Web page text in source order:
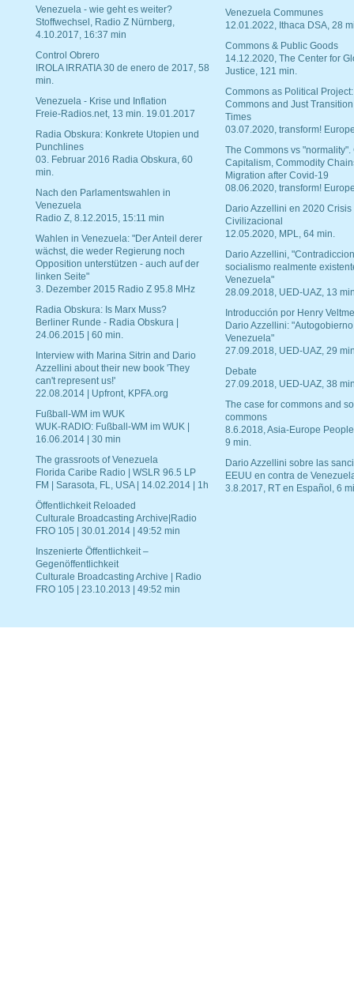
Venezuela - wie geht es weiter?
Stoffwechsel, Radio Z Nürnberg,
4.10.2017, 16:37 min
Control Obrero
IROLA IRRATIA 30 de enero de 2017, 58
min.
Venezuela - Krise und Inflation
Freie-Radios.net, 13 min. 19.01.2017
Radia Obskura: Konkrete Utopien und
Punchlines
03. Februar 2016 Radia Obskura, 60
min.
Nach den Parlamentswahlen in
Venezuela
Radio Z, 8.12.2015, 15:11 min
Wahlen in Venezuela: "Der Anteil derer
wächst, die weder Regierung noch
Opposition unterstützen - auch auf der
linken Seite"
3. Dezember 2015 Radio Z 95.8 MHz
Radia Obskura: Is Marx Muss?
Berliner Runde - Radia Obskura |
24.06.2015 | 60 min.
Interview with Marina Sitrin and Dario
Azzellini about their new book 'They
can't represent us!'
22.08.2014 | Upfront, KPFA.org
Fußball-WM im WUK
WUK-RADIO: Fußball-WM im WUK |
16.06.2014 | 30 min
The grassroots of Venezuela
Florida Caribe Radio | WSLR 96.5 LP
FM | Sarasota, FL, USA | 14.02.2014 | 1h
Öffentlichkeit Reloaded
Culturale Broadcasting Archive|Radio
FRO 105 | 30.01.2014 | 49:52 min
Inszenierte Öffentlichkeit –
Gegenöffentlichkeit
Culturale Broadcasting Archive | Radio
FRO 105 | 23.10.2013 | 49:52 min
Venezuela Communes
12.01.2022, Ithaca DSA, 28
Commons & Public Goods
14.12.2020, The Center for
Justice, 121 min.
Commons as Political Project:
Commons and Just
Times
03.07.2020, transform!
The Commons vs "normality".
Capitalism, Commodity
Migration after Covid-19
08.06.2020, transform!
Dario Azzellini en 2020 Crisis
Civilizacional
12.05.2020, MPL, 64 min.
Dario Azzellini,
socialismo realmente
Venezuela"
28.09.2018, UED-UAZ, 13
Introducción por Henry
Dario Azzellini:
Venezuela"
27.09.2018, UED-UAZ, 29
Debate
27.09.2018, UED-UAZ, 38
The case for commons and
commons
8.6.2018, Asia-Europe
9 min.
Dario Azzellini sobre las
EEUU en contra de
3.8.2017, RT en Español, 6